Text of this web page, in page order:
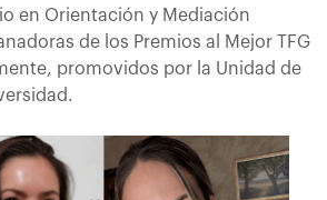
en Orientación y Mediación
de los Premios al Mejor TFG
promovidos por la Unidad de